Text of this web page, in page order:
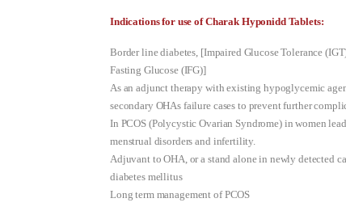
Indications for use of Charak Hyponidd Tablets:
Border line diabetes, [Impaired Glucose Tolerance
Fasting Glucose (IFG)]
As an adjunct therapy with existing hypoglycemic
secondary OHAs failure cases to prevent further
In PCOS (Polycystic Ovarian Syndrome) in women
menstrual disorders and infertility.
Adjuvant to OHA, or a stand alone in newly detected
diabetes mellitus
Long term management of PCOS